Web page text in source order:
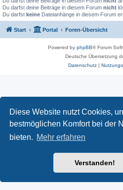
Diese Website nutzt Cookies,
bestmöglichen Komfort bei der
bieten. Mehr erfahren
Verstanden!
Du darfst deine Beiträge in diesem Forum nicht
Du darfst keine Dateianhänge in diesem Forum
Start Portal Foren-Übersicht
Powered by phpBB® Forum
Deutsche Übersetzung
Datenschutz|